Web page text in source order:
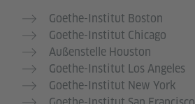
Goethe-Institut Boston
Goethe-Institut Chicago
Außenstelle Houston
Goethe-Institut Los Angeles
Goethe-Institut New York